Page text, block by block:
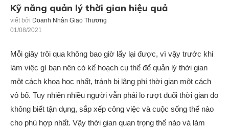
Kỹ năng quản lý thời gian hiệu quả
viết bởi Doanh Nhân Giao Thương
01/08/2021
Mỗi giây trôi qua không bao giờ lấy lại được, vì vậy trước khi
làm việc gì bạn nên có kế hoạch cụ thể để quản lý thời gian
một cách khoa học nhất, tránh bị lãng phí thời gian một cách
vô bổ. Tuy nhiên nhiều người vẫn phải lo rượt đuổi thời gian do
không biết tận dụng, sắp xếp công việc và cuộc sống thế nào
cho phù hợp nhất. Vậy thời gian quan trọng thế nào và làm